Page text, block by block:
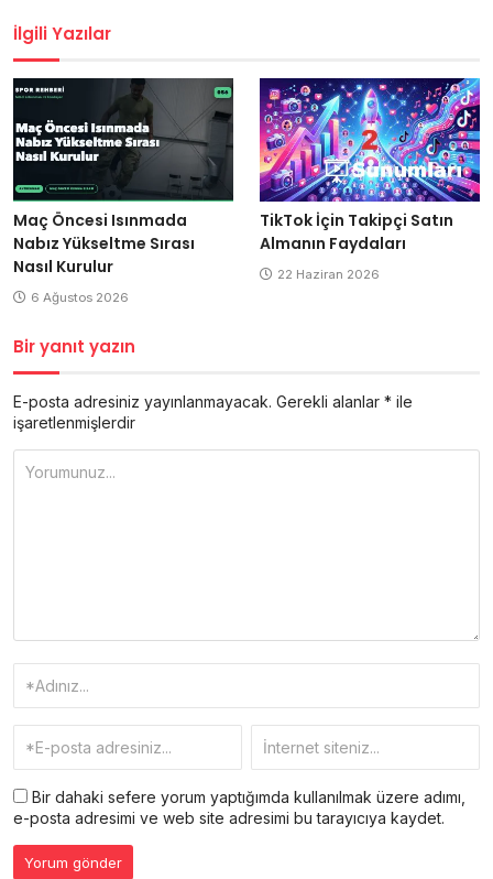
İlgili Yazılar
Maç Öncesi Isınmada
Nabız Yükseltme Sırası
Nasıl Kurulur
6 Ağustos 2026
TikTok İçin Takipçi Satın
Almanın Faydaları
22 Haziran 2026
Bir yanıt yazın
E-posta adresiniz yayınlanmayacak. Gerekli alanlar * ile
işaretlenmişlerdir
Bir dahaki sefere yorum yaptığımda kullanılmak üzere adımı,
e-posta adresimi ve web site adresimi bu tarayıcıya kaydet.